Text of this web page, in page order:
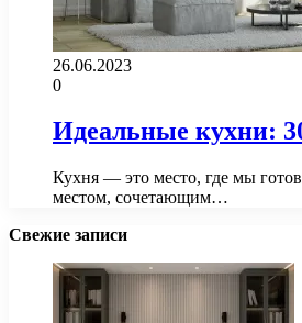
26.06.2023
0
Идеальные кухни:
Кухня — это место, где мы
местом, сочетающим…
Свежие записи